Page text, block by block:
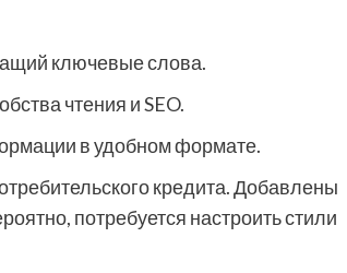
ключевые слова.
чтения и SEO.
в удобном формате.
кредита. Добавлены
потребуется настроить стили